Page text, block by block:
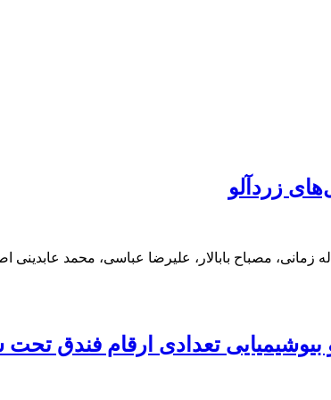
زردآلو
زمانی، مصباح بابالار، علیرضا عباسی، محمد عابدینی
تعدادی ارقام فندق